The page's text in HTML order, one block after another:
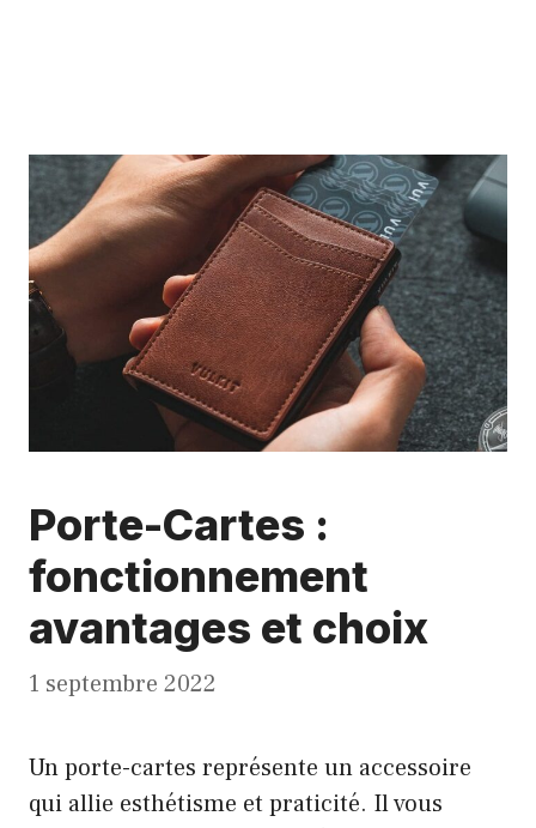
Porte-Cartes :
fonctionnement
avantages et choix
1 septembre 2022
Un porte-cartes représente un accessoire
qui allie esthétisme et praticité. Il vous